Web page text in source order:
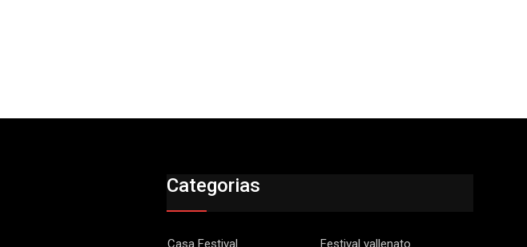
Categorias
Casa Festival Festival vallenato